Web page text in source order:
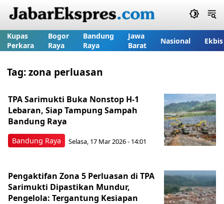
Kupas
Perkara
Bogor
Raya
Bandung
Raya
Jawa
Barat
Nasional Ekbis
Tag:zona perluasan
Bandung Raya
TPA Sarimukti Buka Nonstop H-1
Lebaran, Siap Tampung Sampah
Bandung Raya
Selasa, 17 Mar 2026 - 14:01
Pengaktifan Zona 5 Perluasan di TPA
Sarimukti Dipastikan Mundur,
Pengelola: Tergantung Kesiapan